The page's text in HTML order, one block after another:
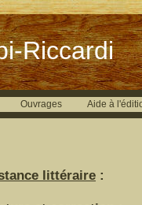
Riccardi
Ouvrages Aide à
littéraire :